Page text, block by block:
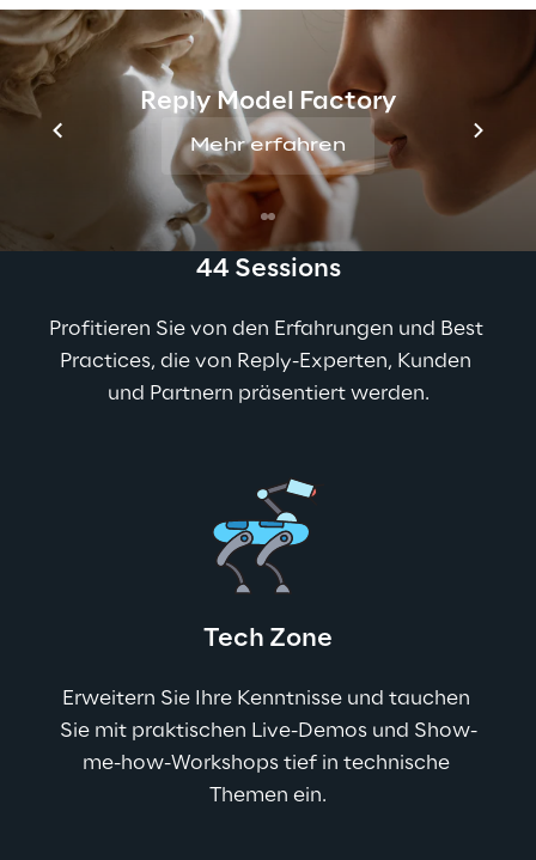
Reply Model Factory
Mehr erfahren
Event hightlights
44 Sessions
Profitieren Sie von den Erfahrungen und Best
Practices, die von Reply-Experten, Kunden
und Partnern präsentiert werden.
Tech Zone
Erweitern Sie Ihre Kenntnisse und tauchen
Sie mit praktischen Live-Demos und Show-
me-how-Workshops tief in technische
Themen ein.